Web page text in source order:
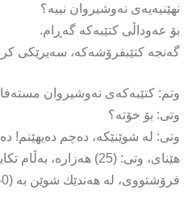
نهێنیەیەی نەوشیروان نییە؟
بۆ عەوداڵی كتێبەكە گەڕام.
گەنجە كتێبفرۆشەكە، سەیرێكی
وتم: كتێبەكەی نەوشیروان
وتی: بۆ خۆتە؟
وتی: لە شوێنێكە، دەچم دەیهێنم!
هێنای، وتی: (25)
فرۆشتووی، لە هەندێك شوێن بە (40-50) هەزار دینار دەفرۆشرێ.